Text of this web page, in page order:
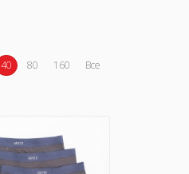
40 80 160 Все